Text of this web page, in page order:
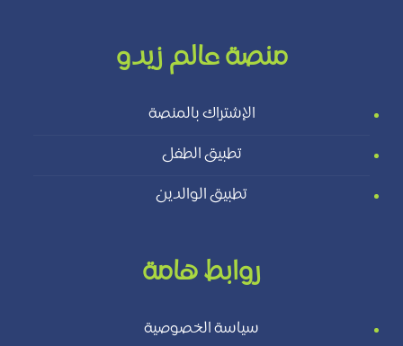
منصة عالم زيدو
الإشتراك بالمنصة
تطبيق الطفل
تطبيق الوالدين
روابط هامة
سياسة الخصوصية